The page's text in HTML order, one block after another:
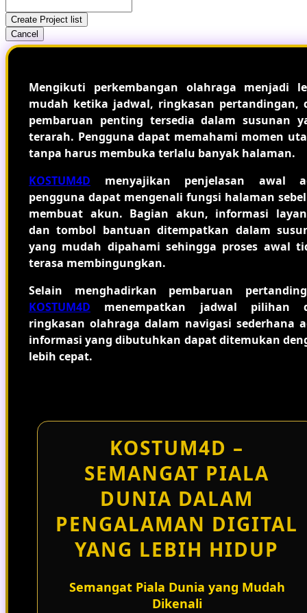
Create Project list
Cancel
Mengikuti perkembangan olahraga menjadi
mudah ketika jadwal, ringkasan pertandingan,
pembaruan penting tersedia dalam susunan
terarah. Pengguna dapat memahami momen
tanpa harus membuka terlalu banyak halaman.
KOSTUM4D menyajikan penjelasan awal
pengguna dapat mengenali fungsi halaman
membuat akun. Bagian akun, informasi
dan tombol bantuan ditempatkan dalam
yang mudah dipahami sehingga proses awal
terasa membingungkan.
Selain menghadirkan pembaruan
KOSTUM4D menempatkan jadwal pilihan
ringkasan olahraga dalam navigasi sederhana
informasi yang dibutuhkan dapat ditemukan
lebih cepat.
KOSTUM4D –
SEMANGAT PIALA
DUNIA DALAM
PENGALAMAN DIGITAL
YANG LEBIH HIDUP
Semangat Piala Dunia yang Mudah
Dikenali